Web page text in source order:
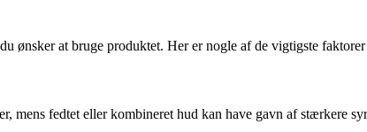
ønsker at bruge produktet. Her er nogle af de vigtigste
mens fedtet eller kombineret hud kan have gavn af stærkere